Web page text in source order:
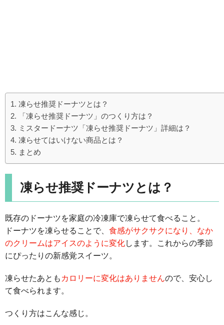
凍らせ推奨ドーナツとは？
「凍らせ推奨ドーナツ」のつくり方は？
ミスタードーナツ「凍らせ推奨ドーナツ」詳細は？
凍らせてはいけない商品とは？
まとめ
凍らせ推奨ドーナツとは？
既存のドーナツを家庭の冷凍庫で凍らせて食べること。
ドーナツを凍らせることで、 食感がサクサクになり、なか
のクリームはアイスのように変化します。これからの季節
にぴったりの新感覚スイーツ。
凍らせたあとも カロリーに変化はありませんので、安心し
て食べられます。
つくり方はこんな感じ。